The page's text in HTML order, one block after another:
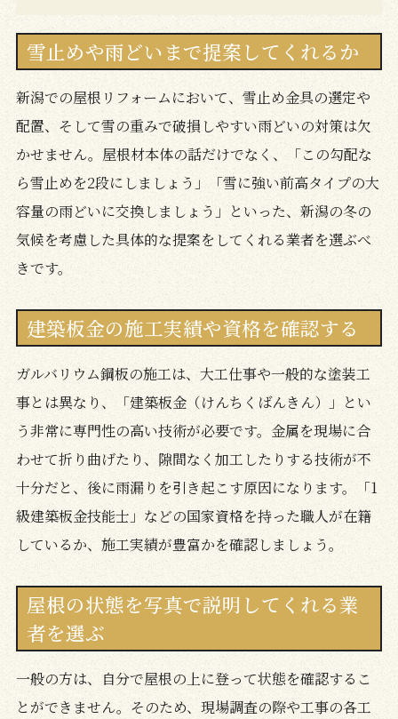
雪止めや雨どいまで提案してくれるか
新潟での屋根リフォームにおいて、雪止め金具の選定や
配置、そして雪の重みで破損しやすい雨どいの対策は欠
かせません。屋根材本体の話だけでなく、「この勾配な
ら雪止めを2段にしましょう」「雪に強い前高タイプの大
容量の雨どいに交換しましょう」といった、新潟の冬の
気候を考慮した具体的な提案をしてくれる業者を選ぶべ
きです。
建築板金の施工実績や資格を確認する
ガルバリウム鋼板の施工は、大工仕事や一般的な塗装工
事とは異なり、「建築板金（けんちくばんきん）」とい
う非常に専門性の高い技術が必要です。金属を現場に合
わせて折り曲げたり、隙間なく加工したりする技術が不
十分だと、後に雨漏りを引き起こす原因になります。「1
級建築板金技能士」などの国家資格を持った職人が在籍
しているか、施工実績が豊富かを確認しましょう。
屋根の状態を写真で説明してくれる業
者を選ぶ
一般の方は、自分で屋根の上に登って状態を確認するこ
とができません。そのため、現場調査の際や工事の各工